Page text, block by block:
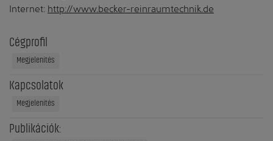
Internet: http://www.becker-reinraumtechnik.de
Cégprofil
Megjelenítés
Kapcsolatok
Megjelenítés
Publikációk: